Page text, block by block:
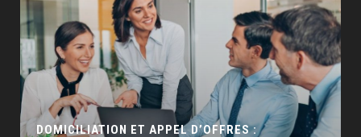
GÉO SEO : UN LEVIER INCONTOURNABLE
LA VISIBILITÉ LOCALE